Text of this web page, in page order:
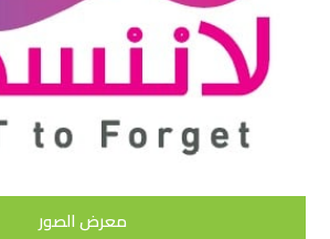
معرض الصور